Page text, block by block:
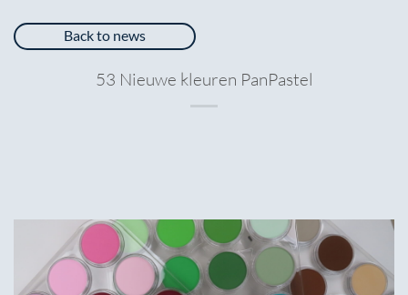
Back to news
53 Nieuwe kleuren PanPastel